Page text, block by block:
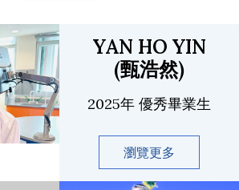
YAN HO YIN
(甄浩然)
2025年 優秀畢業生
瀏覽更多